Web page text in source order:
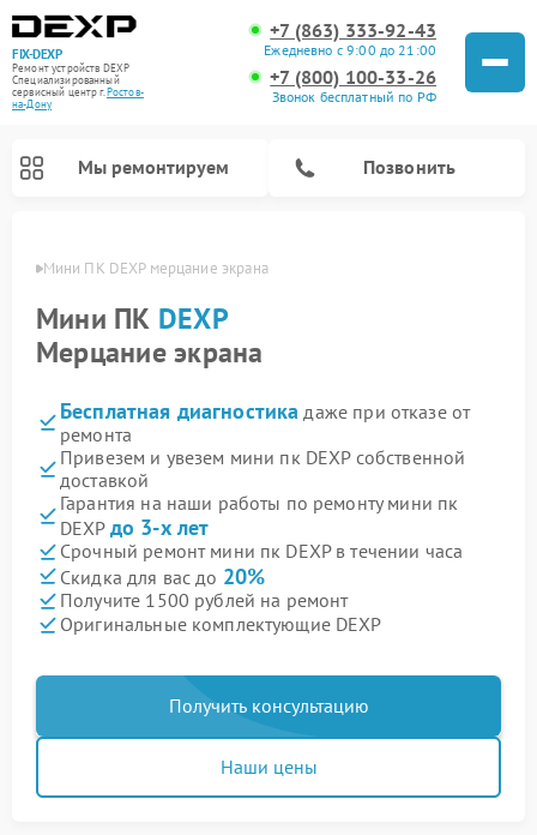
FIX-DEXP
Ремонт устройств DEXP
Специализированный
cервисный центр г.Ростов-
на-Дону
+7 (863) 333-92-43
Ежедневно с 9:00 до 21:00
+7 (800) 100-33-26
Звонок бесплатный по РФ
Мы ремонтируем Позвонить
Мини ПК DEXP мерцание экрана
Мини ПК DEXP
Мерцание экрана
Бесплатная диагностика даже при отказе от
ремонта
Привезем и увезем мини пк DEXP собственной
доставкой
Гарантия на наши работы по ремонту мини пк
DEXP до 3-х лет
Срочный ремонт мини пк DEXP в течении часа
Скидка для вас до 20%
Получите 1500 рублей на ремонт
Оригинальные комплектующие DEXP
Получить консультацию
Наши цены